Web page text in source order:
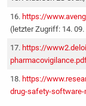
https://
(letzter Zugriff: 14. 09.
https://
https://
drug-safety-software-